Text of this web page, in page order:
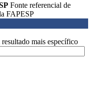
Fonte referencial de
FAPESP
mais específico